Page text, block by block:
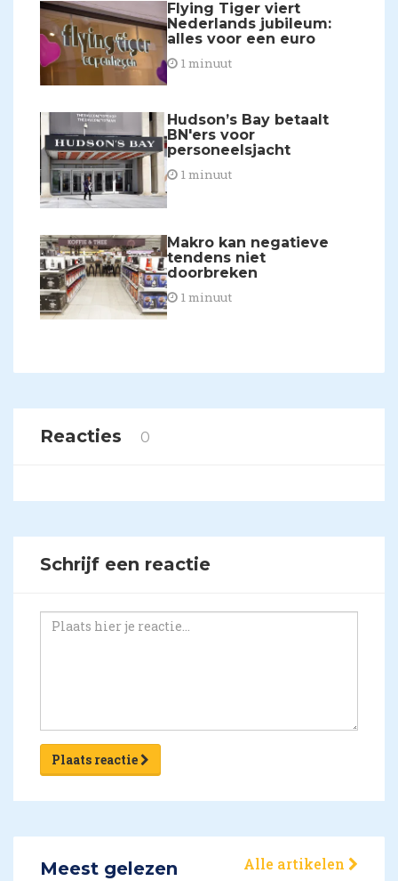
Flying Tiger viert
Nederlands jubileum:
alles voor een euro
1 minuut
Hudson’s Bay betaalt
BN'ers voor
personeelsjacht
1 minuut
​Makro kan negatieve
tendens niet
doorbreken
1 minuut
Reacties 0
Schrijf een reactie
Plaats reactie
Meest gelezen Alle artikelen